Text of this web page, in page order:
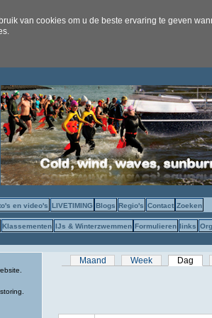
van cookies om u de beste ervaring te geven
en video's LIVETIMING Blogs Regio's Contact Zoeken
Klassementen IJs & Winterzwemmen Formulieren links
Primaire tabs
Maand Week Dag